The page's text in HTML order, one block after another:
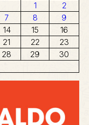
1
2
7 8
9
14 15
16
21 22
23
28 29
30